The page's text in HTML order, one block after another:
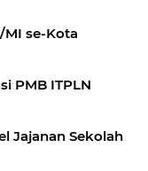
MI se-Kota
PMB ITPLN
Jajanan Sekolah